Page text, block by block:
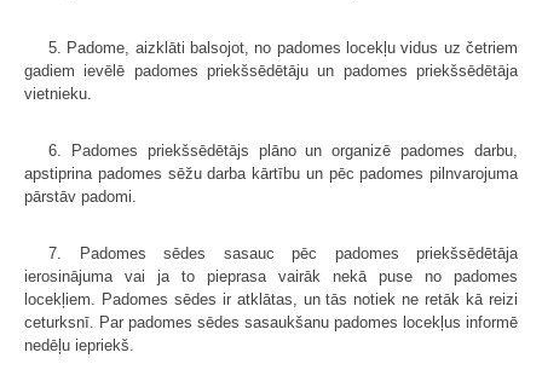
5. Padome, aizklāti balsojot, no padomes locekļu vidus uz četriem
gadiem ievēlē padomes priekšsēdētāju un padomes priekšsēdētāja
vietnieku.
6. Padomes priekšsēdētājs plāno un organizē padomes darbu,
apstiprina padomes sēžu darba kārtību un pēc padomes pilnvarojuma
pārstāv padomi.
7. Padomes sēdes sasauc pēc padomes priekšsēdētāja
ierosinājuma vai ja to pieprasa vairāk nekā puse no padomes
locekļiem. Padomes sēdes ir atklātas, un tās notiek ne retāk kā reizi
ceturksnī. Par padomes sēdes sasaukšanu padomes locekļus informē
nedēļu iepriekš.